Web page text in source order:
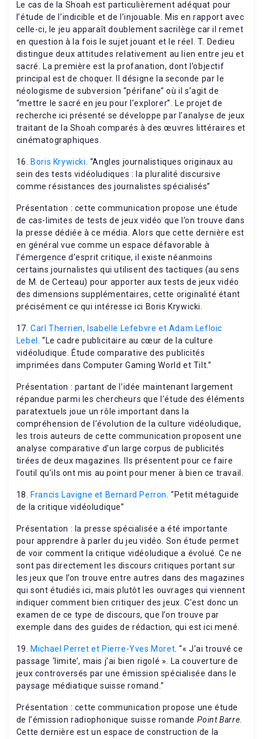
Le cas de la Shoah est particulièrement adéquat pour
l’étude de l’indicible et de l’injouable. Mis en rapport avec
celle-ci, le jeu apparaît doublement sacrilège car il remet
en question à la fois le sujet jouant et le réel. T. Dedieu
distingue deux attitudes relativement au lien entre jeu et
sacré. La première est la profanation, dont l’objectif
principal est de choquer. Il désigne la seconde par le
néologisme de subversion “périfane” où il s’agit de
“mettre le sacré en jeu pour l’explorer”. Le projet de
recherche ici présenté se développe par l’analyse de jeux
traitant de la Shoah comparés à des œuvres littéraires et
cinématographiques.
16. Boris Krywicki . “Angles journalistiques originaux au
sein des tests vidéoludiques : la pluralité discursive
comme résistances des journalistes spécialisés”
Présentation : cette communication propose une étude
de cas-limites de tests de jeux vidéo que l’on trouve dans
la presse dédiée à ce média. Alors que cette dernière est
en général vue comme un espace défavorable à
l’émergence d’esprit critique, il existe néanmoins
certains journalistes qui utilisent des tactiques (au sens
de M. de Certeau) pour apporter aux tests de jeux vidéo
des dimensions supplémentaires, cette originalité étant
précisément ce qui intéresse ici Boris Krywicki.
17.Carl Therrien, Isabelle Lefebvre et Adam Lefloic
Lebel
. “Le cadre publicitaire au cœur de la culture
vidéoludique. Étude comparative des publicités
imprimées dans Computer Gaming World et Tilt.”
Présentation : partant de l’idée maintenant largement
répandue parmi les chercheurs que l’étude des éléments
paratextuels joue un rôle important dans la
compréhension de l’évolution de la culture vidéoludique,
les trois auteurs de cette communication proposent une
analyse comparative d’un large corpus de publicités
tirées de deux magazines. Ils présentent pour ce faire
l’outil qu’ils ont mis au point pour mener à bien ce travail.
18. Francis Lavigne et Bernard Perron . “Petit métaguide
de la critique vidéoludique”
Présentation : la presse spécialisée a été importante
pour apprendre à parler du jeu vidéo. Son étude permet
de voir comment la critique vidéoludique a évolué. Ce ne
sont pas directement les discours critiques portant sur
les jeux que l’on trouve entre autres dans des magazines
qui sont étudiés ici, mais plutôt les ouvrages qui viennent
indiquer comment bien critiquer des jeux. C’est donc un
examen de ce type de discours, que l’on trouve par
exemple dans des guides de rédaction, qui est ici mené.
19. Michael Perret et Pierre-Yves Moret . “« J’ai trouvé ce
passage ‘limite’, mais j’ai bien rigolé ». La couverture de
jeux controversés par une émission spécialisée dans le
paysage médiatique suisse romand.”
Présentation : cette communication propose une étude
de l’émission radiophonique suisse romande Point Barre
Cette dernière est un espace de construction de la